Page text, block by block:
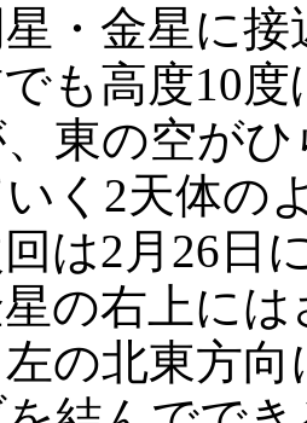
・金星に
も高度10
東の空が
く2天体の
は2月26日
星の右上に
の北東方